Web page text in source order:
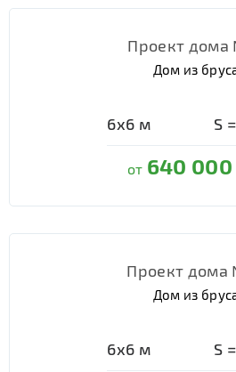
Проект дома
Дом из
6х6 м S =
от 640 000
Проект дома
Дом из
6х6 м S =